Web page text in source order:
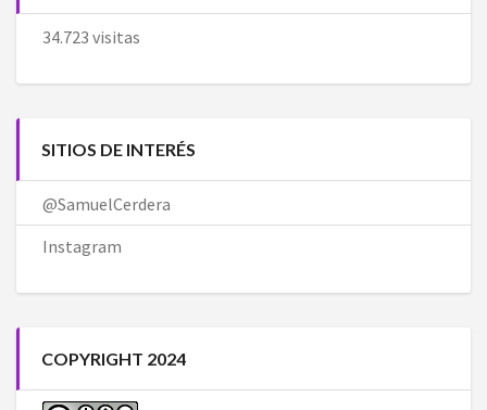
34.723 visitas
SITIOS DE INTERÉS
@SamuelCerdera
Instagram
COPYRIGHT 2024